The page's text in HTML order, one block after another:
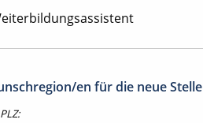
en für die neue Stelle